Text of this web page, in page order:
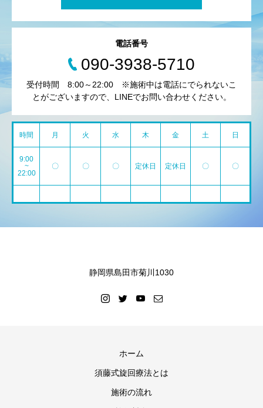
電話番号
090-3938-5710
受付時間 8:00～22:00 ※施術中は電話にでられないこ
とがございますので、LINEでお問い合わせください。
時間 月 火 水 木 金 土 日
9:00
~
22:00
〇 〇 〇 定休日 定休日 〇 〇
静岡県島田市菊川1030
ホーム
須藤式旋回療法とは
施術の流れ